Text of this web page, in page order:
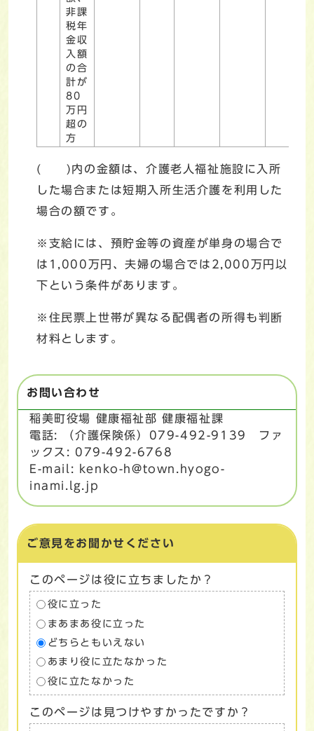
非課
税年
金収
入額
の合
計が
80
万円
超の
方
( )内の金額は、介護老人福祉施設に入所
した場合または短期入所生活介護を利用した
場合の額です。
※支給には、預貯金等の資産が単身の場合で
は1,000万円、夫婦の場合では2,000万円以
下という条件があります。
※住民票上世帯が異なる配偶者の所得も判断
材料とします。
お問い合わせ
稲美町役場 健康福祉部 健康福祉課
電話: （介護保険係）079-492-9139 ファ
ックス: 079-492-6768
E-mail: kenko-h@town.hyogo-
inami.lg.jp
ご意見をお聞かせください
このページは役に立ちましたか？
役に立った
まあまあ役に立った
どちらともいえない
あまり役に立たなかった
役に立たなかった
このページは見つけやすかったですか？